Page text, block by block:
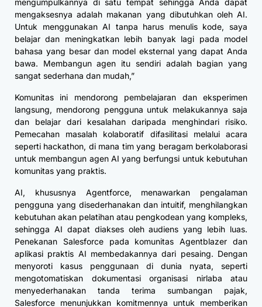
mengaksesnya adalah makanan yang dibutuhkan oleh AI.
Untuk menggunakan AI tanpa harus menulis kode, saya
belajar dan meningkatkan lebih banyak lagi pada model
bahasa yang besar dan model eksternal yang dapat Anda
bawa. Membangun agen itu sendiri adalah bagian yang
sangat sederhana dan mudah,”
Komunitas ini mendorong pembelajaran dan eksperimen
langsung, mendorong pengguna untuk melakukannya saja
dan belajar dari kesalahan daripada menghindari risiko.
Pemecahan masalah kolaboratif difasilitasi melalui acara
seperti hackathon, di mana tim yang beragam berkolaborasi
untuk membangun agen AI yang berfungsi untuk kebutuhan
komunitas yang praktis.
AI, khususnya Agentforce, menawarkan pengalaman
pengguna yang disederhanakan dan intuitif, menghilangkan
kebutuhan akan pelatihan atau pengkodean yang kompleks,
sehingga AI dapat diakses oleh audiens yang lebih luas.
Penekanan Salesforce pada komunitas Agentblazer dan
aplikasi praktis AI membedakannya dari pesaing. Dengan
menyoroti kasus penggunaan di dunia nyata, seperti
mengotomatiskan dokumentasi organisasi nirlaba atau
menyederhanakan tanda terima sumbangan pajak,
Salesforce menunjukkan komitmennya untuk memberikan